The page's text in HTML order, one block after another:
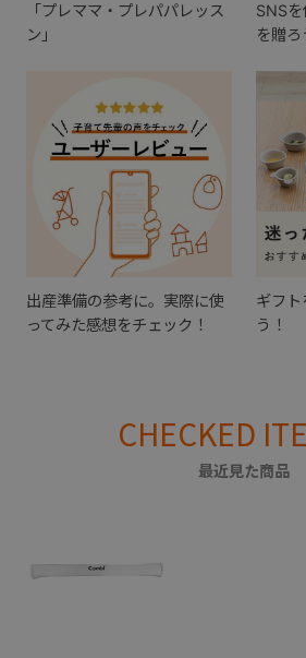
「プレママ・プレパパレッス
ン」
SNS
を贈ろ
出産準備の参考に。実際に使
ってみた感想をチェック！
ギフト
う！
CHECKED
最近見た商品